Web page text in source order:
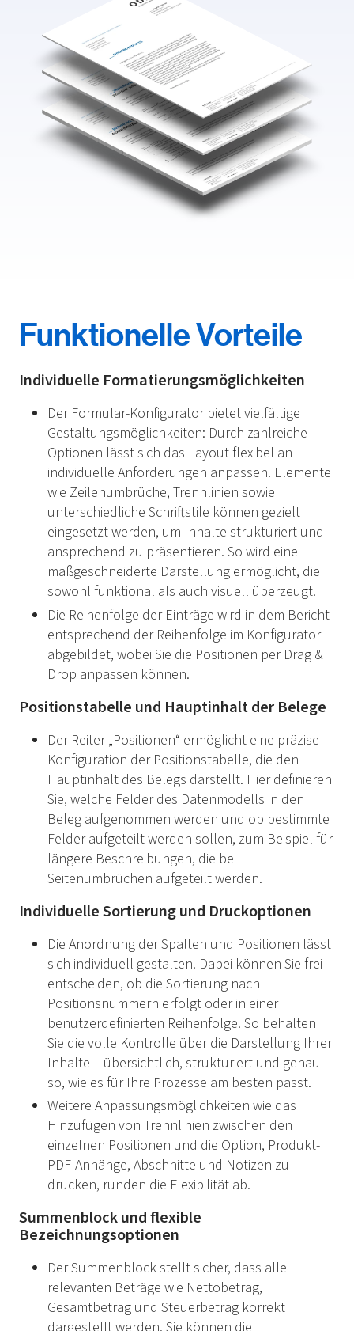
Funktionelle Vorteile
Individuelle Formatierungsmöglichkeiten
Der Formular-Konfigurator bietet vielfältige
Gestaltungsmöglichkeiten: Durch zahlreiche
Optionen lässt sich das Layout flexibel an
individuelle Anforderungen anpassen. Elemente
wie Zeilenumbrüche, Trennlinien sowie
unterschiedliche Schriftstile können gezielt
eingesetzt werden, um Inhalte strukturiert und
ansprechend zu präsentieren. So wird eine
maßgeschneiderte Darstellung ermöglicht, die
sowohl funktional als auch visuell überzeugt.
Die Reihenfolge der Einträge wird in dem Bericht
entsprechend der Reihenfolge im Konfigurator
abgebildet, wobei Sie die Positionen per Drag &
Drop anpassen können.
Positionstabelle und Hauptinhalt der Belege
Der Reiter „Positionen“ ermöglicht eine präzise
Konfiguration der Positionstabelle, die den
Hauptinhalt des Belegs darstellt. Hier definieren
Sie, welche Felder des Datenmodells in den
Beleg aufgenommen werden und ob bestimmte
Felder aufgeteilt werden sollen, zum Beispiel für
längere Beschreibungen, die bei
Seitenumbrüchen aufgeteilt werden.
Individuelle Sortierung und Druckoptionen
Die Anordnung der Spalten und Positionen lässt
sich individuell gestalten. Dabei können Sie frei
entscheiden, ob die Sortierung nach
Positionsnummern erfolgt oder in einer
benutzerdefinierten Reihenfolge. So behalten
Sie die volle Kontrolle über die Darstellung Ihrer
Inhalte – übersichtlich, strukturiert und genau
so, wie es für Ihre Prozesse am besten passt.
Weitere Anpassungsmöglichkeiten wie das
Hinzufügen von Trennlinien zwischen den
einzelnen Positionen und die Option, Produkt-
PDF-Anhänge, Abschnitte und Notizen zu
drucken, runden die Flexibilität ab.
Summenblock und flexible
Bezeichnungsoptionen
Der Summenblock stellt sicher, dass alle
relevanten Beträge wie Nettobetrag,
Gesamtbetrag und Steuerbetrag korrekt